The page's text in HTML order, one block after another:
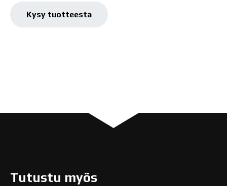
Kysy tuotteesta
Tutustu myös